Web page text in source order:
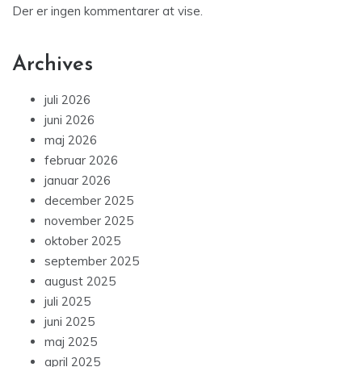
Der er ingen kommentarer at vise.
Archives
juli 2026
juni 2026
maj 2026
februar 2026
januar 2026
december 2025
november 2025
oktober 2025
september 2025
august 2025
juli 2025
juni 2025
maj 2025
april 2025